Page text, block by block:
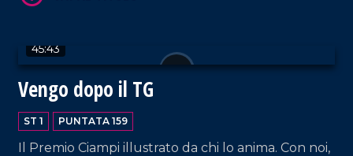
45:43
Vengo dopo il TG
ST 1 PUNTATA 159
Il Premio Ciampi illustrato da chi lo anima. Con noi,